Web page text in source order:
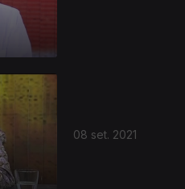
08 set. 2021